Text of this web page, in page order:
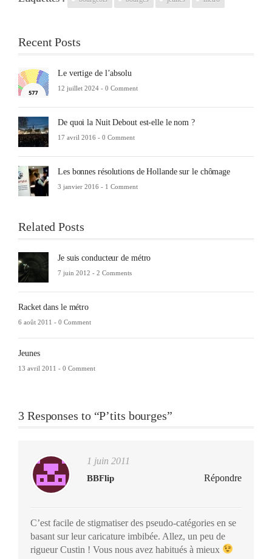
Recent Posts
Le vertige de l’absolu
12 juillet 2024 - 0 Comment
De quoi la Nuit Debout est-elle le nom ?
17 avril 2016 - 0 Comment
Les bonnes résolutions de Hollande sur le chômage
3 janvier 2016 - 1 Comment
Related Posts
Je suis conducteur de métro
7 juin 2012 - 2 Comments
Racket dans le métro
6 août 2011 - 0 Comment
Jeunes
13 avril 2011 - 0 Comment
3 Responses to “P’tits bourges”
1 juin 2011
BBFlip Répondre
C’est facile de stigmatiser des pseudo-catégories en se
basant sur leur caricature imbibée. Allez, un peu de
rigueur Custin ! Vous nous avez habitués à mieux